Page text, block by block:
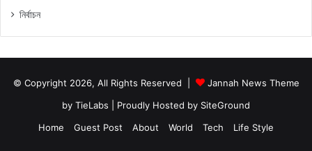
নিৰ্বাচন
© Copyright 2026, All Rights Reserved |
Jannah News Theme
by TieLabs | Proudly Hosted by SiteGround
Home
Guest Post About World Tech Life Style